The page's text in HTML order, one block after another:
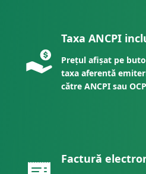
Taxa ANCPI
Prețul afișat pe
taxa aferentă
către ANCPI sau
Factură